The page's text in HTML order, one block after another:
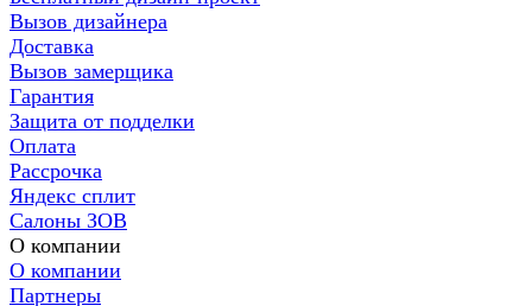
Вызов дизайнера
Доставка
Вызов замерщика
Гарантия
Защита от подделки
Оплата
Рассрочка
Яндекс сплит
Салоны ЗОВ
О компании
О компании
Партнеры